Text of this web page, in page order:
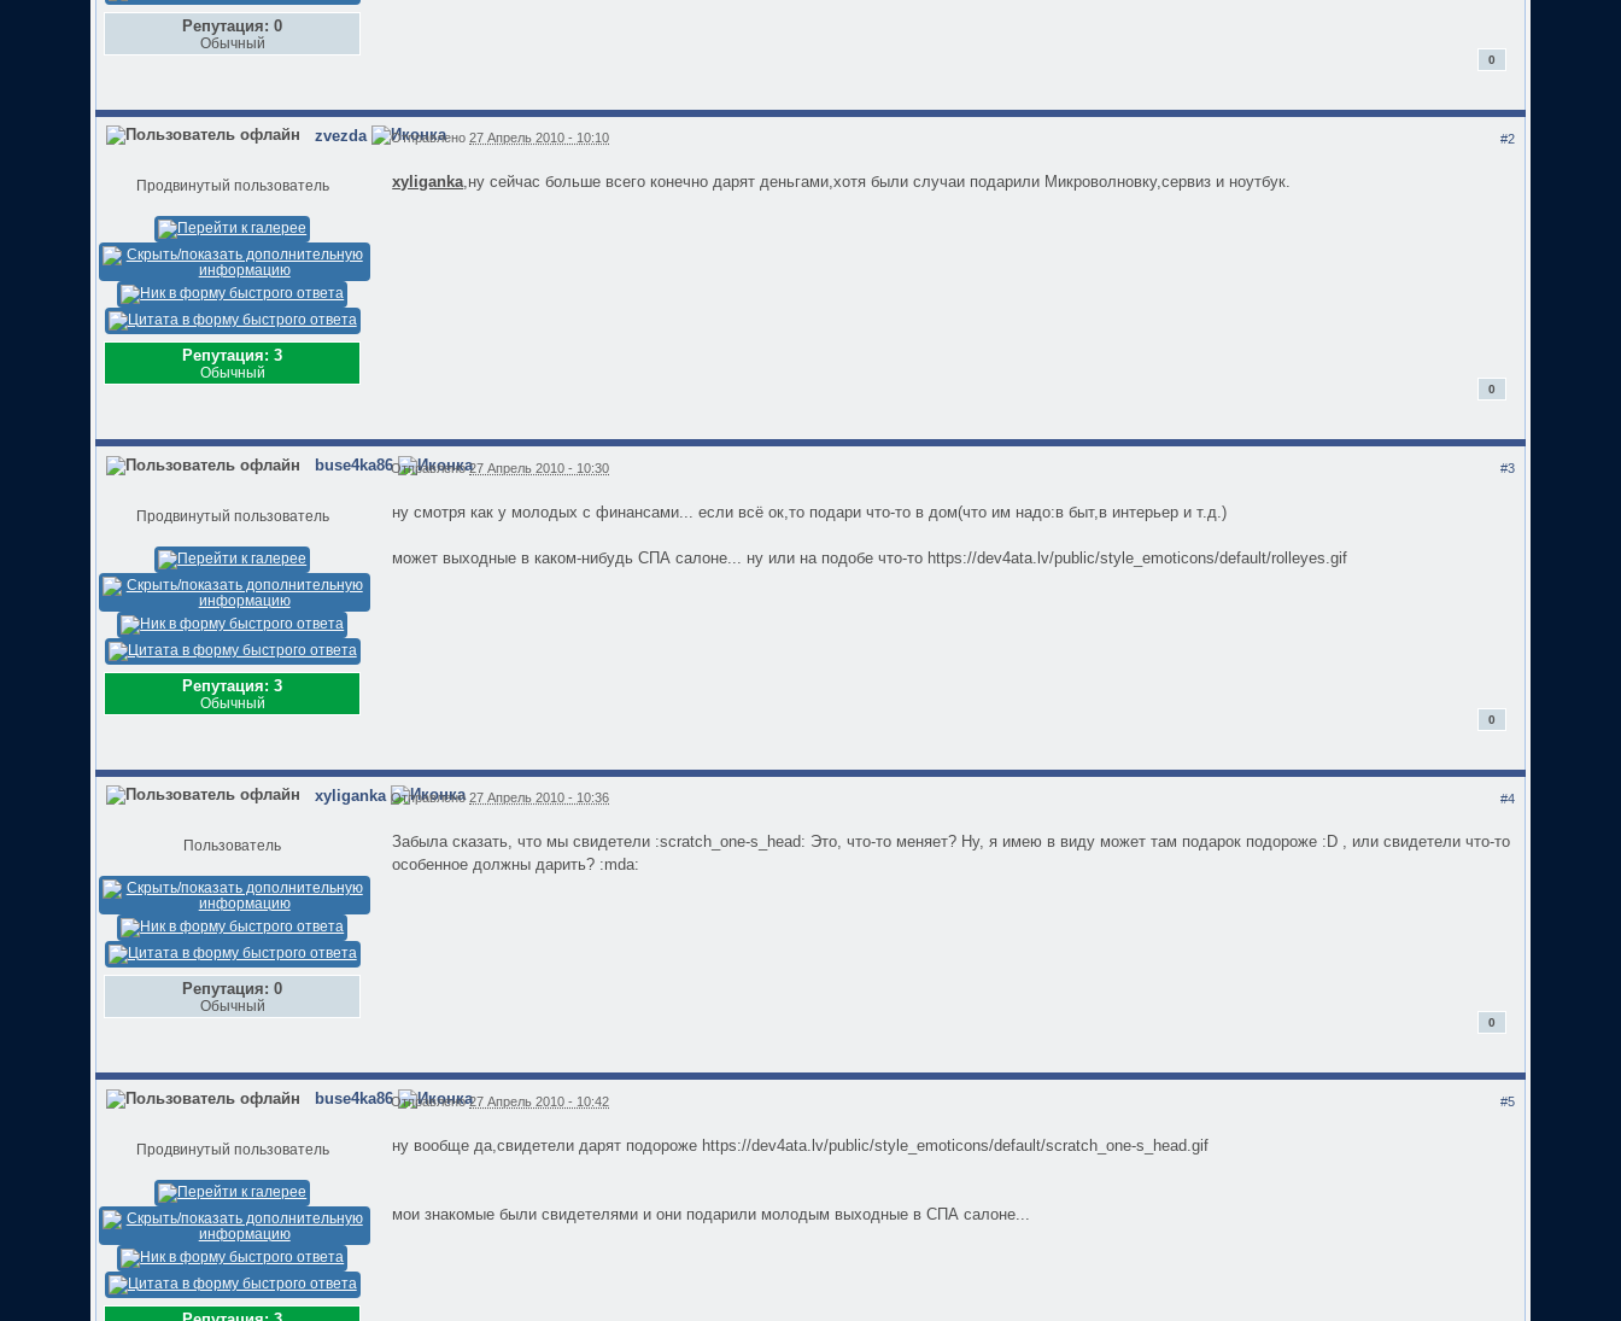
Репутация: 0
Обычный
0
#2
zvezda
Продвинутый пользователь
Репутация: 3
Обычный
Отправлено27 Апрель 2010 - 10:10
xyliganka,ну сейчас больше всего конечно дарят деньгами,хотя были случаи подарили Микроволновку,сервиз и ноутбук.
0
#3
buse4ka86
Продвинутый пользователь
Репутация: 3
Обычный
Отправлено27 Апрель 2010 - 10:30
ну смотря как у молодых с финансами... если всё ок,то подари что-то в дом(что им надо:в быт,в интерьер и т.д.)
может выходные в каком-нибудь СПА салоне... ну или на подобе что-то https://dev4ata.lv/public/style_emoticons/default/rolleyes.gif
0
#4
xyliganka
Пользователь
Репутация: 0
Обычный
Отправлено27 Апрель 2010 - 10:36
Забыла сказать, что мы свидетели :scratch_one-s_head: Это, что-то меняет? Ну, я имею в виду может там подарок подороже :D , или свидетели что-то
особенное должны дарить? :mda:
0
#5
buse4ka86
Продвинутый пользователь
Отправлено27 Апрель 2010 - 10:42
ну вообще да,свидетели дарят подороже https://dev4ata.lv/public/style_emoticons/default/scratch_one-s_head.gif
мои знакомые были свидетелями и они подарили молодым выходные в СПА салоне...